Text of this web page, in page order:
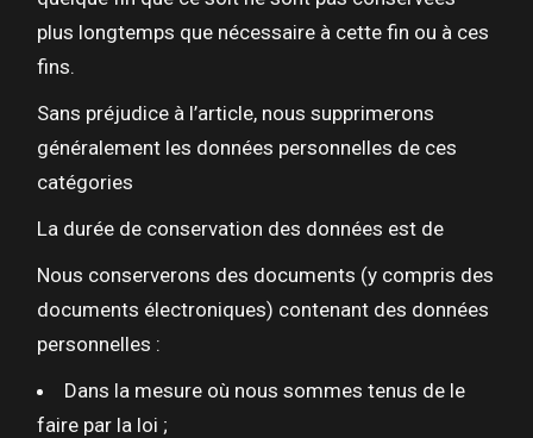
plus longtemps que nécessaire à cette fin ou à ces
fins.
Sans préjudice à l’article, nous supprimerons
généralement les données personnelles de ces
catégories
La durée de conservation des données est de
Nous conserverons des documents (y compris des
documents électroniques) contenant des données
personnelles :
Dans la mesure où nous sommes tenus de le
faire par la loi ;